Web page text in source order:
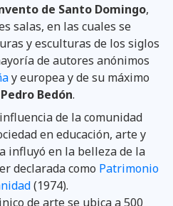
de Santo Domingo,
salas, en las cuales se
y esculturas de los siglos
de autores anónimos
y europea y de su máximo
Bedón.
de la comunidad
en educación, arte y
influyó en la belleza de la
declarada como Patrimonio
(1974).
de arte se ubica a 500